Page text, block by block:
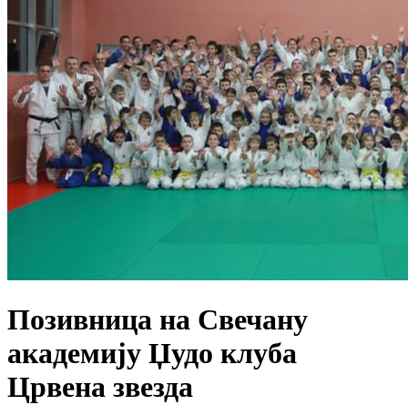
Позивница на Свечану
академију Џудо клуба
Црвена звезда